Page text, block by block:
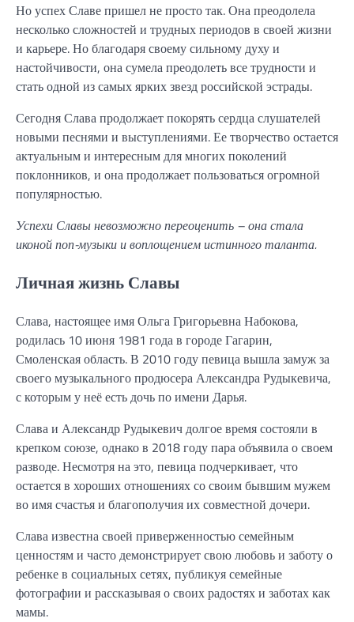
Но успех Славе пришел не просто так. Она преодолела
несколько сложностей и трудных периодов в своей жизни
и карьере. Но благодаря своему сильному духу и
настойчивости, она сумела преодолеть все трудности и
стать одной из самых ярких звезд российской эстрады.
Сегодня Слава продолжает покорять сердца слушателей
новыми песнями и выступлениями. Ее творчество остается
актуальным и интересным для многих поколений
поклонников, и она продолжает пользоваться огромной
популярностью.
Успехи Славы невозможно переоценить – она стала
иконой поп-музыки и воплощением истинного таланта.
Личная жизнь Славы
Слава, настоящее имя Ольга Григорьевна Набокова,
родилась 10 июня 1981 года в городе Гагарин,
Смоленская область. В 2010 году певица вышла замуж за
своего музыкального продюсера Александра Рудыкевича,
с которым у неё есть дочь по имени Дарья.
Слава и Александр Рудыкевич долгое время состояли в
крепком союзе, однако в 2018 году пара объявила о своем
разводе. Несмотря на это, певица подчеркивает, что
остается в хороших отношениях со своим бывшим мужем
во имя счастья и благополучия их совместной дочери.
Слава известна своей приверженностью семейным
ценностям и часто демонстрирует свою любовь и заботу о
ребенке в социальных сетях, публикуя семейные
фотографии и рассказывая о своих радостях и заботах как
мамы.